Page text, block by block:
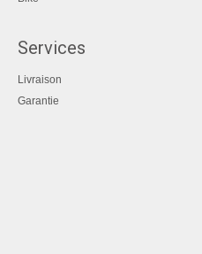
Services
Livraison
Garantie